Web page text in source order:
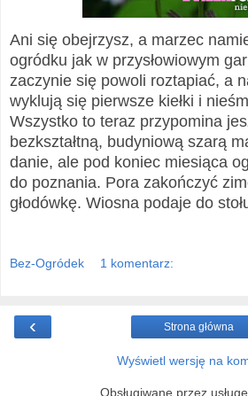
Ani się obejrzysz, a marzec
ogródku jak w przysłowiowym
zaczynie się powoli roztapiać, a
wyklują się pierwsze kiełki i
Wszystko to teraz przypomina
bezkształtną, budyniową szarą
danie, ale pod koniec miesiąca
do poznania. Pora zakończyć
głodówkę. Wiosna podaje do
Bez-Ogródek 1 komentarz:
‹ Strona główna
Wyświetl wersję na
Obsługiwane przez usługę